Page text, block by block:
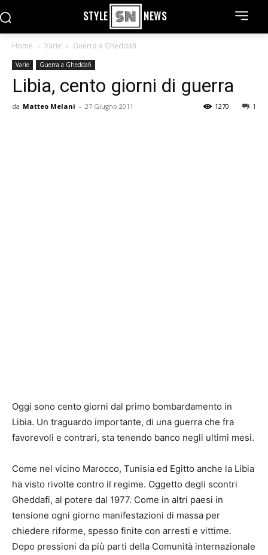
STYLE NEWS
Home Varie Guerra a Gheddafi
Varie Guerra a Gheddafi
Libia, cento giorni di guerra
da Matteo Melani - 27 Giugno 2011 1
1270
Oggi sono cento giorni dal primo bombardamento in
Libia. Un traguardo importante, di una guerra che fra
favorevoli e contrari, sta tenendo banco negli ultimi mesi.
Come nel vicino Marocco, Tunisia ed Egitto anche la Libia
ha visto rivolte contro il regime. Oggetto degli scontri
Gheddafi, al potere dal 1977. Come in altri paesi in
tensione ogni giorno manifestazioni di massa per
chiedere riforme, spesso finite con arresti e vittime.
Dopo pressioni da più parti della Comunità internazionale